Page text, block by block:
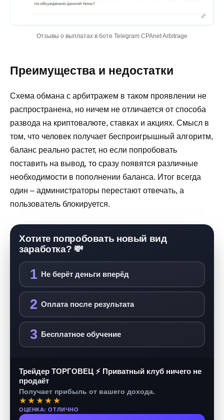
Отзывы о выплатах в боте Telegram CPAnet Arbitrage
Преимущества и недостатки
Схема обмана с арбитражем в таком проявлении не
распространена, но ничем не отличается от способа
развода на криптовалюте, ставках и акциях. Смысл в
том, что человек получает беспроигрышный алгоритм,
баланс реально растет, но если попробовать
поставить на вывод, то сразу появятся различные
необходимости в пополнении баланса. Итог всегда
один – администраторы перестают отвечать, а
пользователь блокируется.
Хотите попробовать новый вид
заработка? 💸
1 Не берёт деньги вперёд
2 Оплата после результата
3 Бесплатное обучение
Трейдер ТОРГОВЕЦ ⚡ Приватный клуб ничего не
продаёт
Получает прибыль от вашего дохода.
★★★★★
ОЦЕНКА: ОТЛИЧНО